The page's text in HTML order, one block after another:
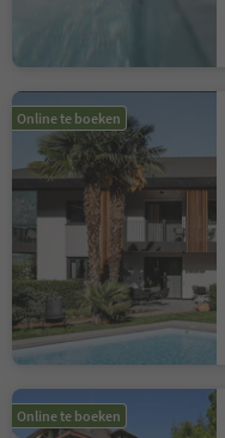
Online te boeken
Online te boeken